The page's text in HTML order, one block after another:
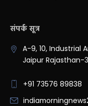
संपर्क सूत्र
A-9, 10, Industrial
Jaipur Rajasthan-
+91 73576 89838